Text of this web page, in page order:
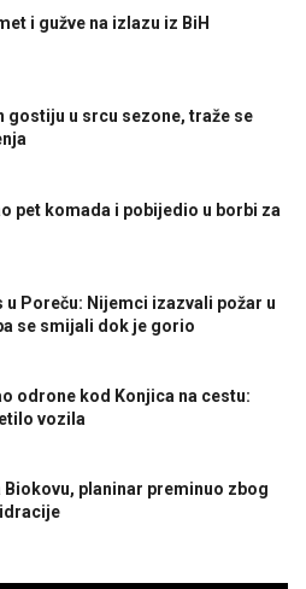
i gužve na izlazu iz BiH
gostiju u srcu sezone, traže se
pet komada i pobijedio u borbi za
u Poreču: Nijemci izazvali požar u
se smijali dok je gorio
odrone kod Konjica na cestu:
vozila
planinar preminuo zbog